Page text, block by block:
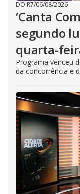
DO R7/06/08/2026
‘Canta
segundo
quarta-
Programa venceu
da concorrência e